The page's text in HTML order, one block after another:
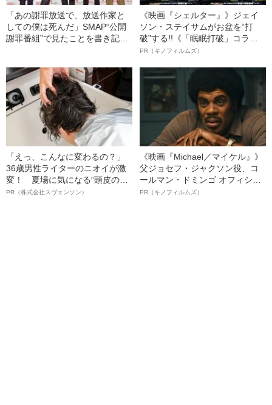
「あの謝罪放送で、放送作家と
しての僕は死んだ」SMAP“公開
謝罪番組”で見たことを書き記し
《映画『シェルター』》ジェイ
ソン・ステイサムがお盆を“打
破”する!!《「眠眠打破」コラ
ボ》
PR（キノフィルムズ）
「えっ、こんなに変わるの？」
36歳男性ライターのニオイが激
変！ 夏場に気になる“頭皮のニ
オイ”や“ベタつき”を解消す
PR（株式会社スヴェンソン）
《映画『Michael／マイケル』》
父ジョセフ・ジャクソン役、コ
ールマン・ドミンゴ オフィシャ
ルインタビュー“観客を魅了した
PR（キノフィルムズ）